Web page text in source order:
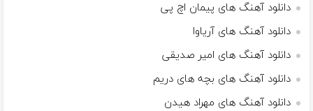
دانلود آهنگ های پیمان اچ پی
دانلود آهنگ های آریاوا
دانلود آهنگ های امیر صدیقی
دانلود آهنگ های بچه های دریم
دانلود آهنگ های مهراد هیدن